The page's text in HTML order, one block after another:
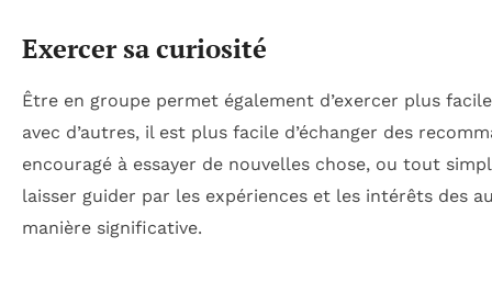
Exercer sa curiosité
Être en groupe permet également d’exercer plus
avec d’autres, il est plus facile d’échanger des
encouragé à essayer de nouvelles chose, ou tout
laisser guider par les expériences et les intérêts des
manière significative.